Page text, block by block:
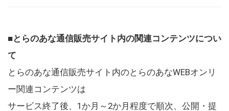
■とらのあな通信販売サイト内の関連コンテンツについ
て
とらのあな通信販売サイト内のとらのあなWEBオンリ
ー関連コンテンツは
サービス終了後、1か月～2か月程度で順次、公開・提